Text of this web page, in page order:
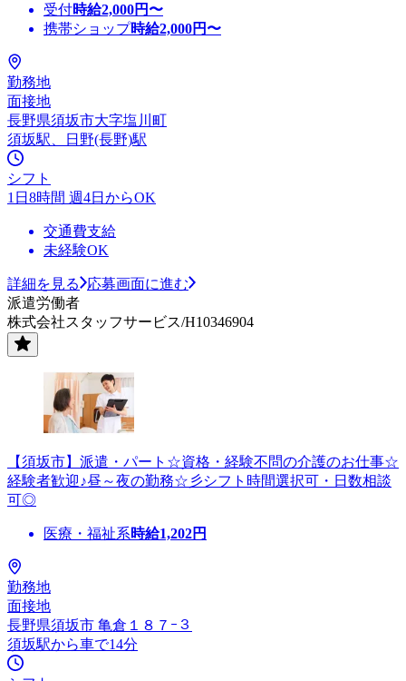
受付時給2,000円〜
携帯ショップ時給2,000円〜
勤務地
面接地
長野県須坂市大字塩川町
須坂駅、日野(長野)駅
シフト
1日8時間 週4日からOK
交通費支給
未経験OK
詳細を見る
応募画面に進む
派遣労働者
株式会社スタッフサービス/H10346904
【須坂市】派遣・パート☆資格・経験不問の介護のお仕事☆
経験者歓迎♪昼～夜の勤務☆彡シフト時間選択可・日数相談
可◎
医療・福祉系時給1,202円
勤務地
面接地
長野県須坂市 亀倉１８７ｰ３
須坂駅から車で14分